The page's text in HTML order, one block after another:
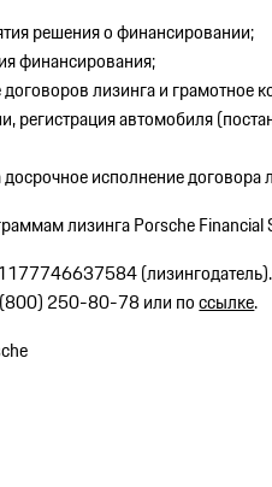
решения о финансировании;
финансирования;
лизинга и грамотное
регистрация автомобиля
исполнение договора
лизинга Porsche Financial
(800) 250-80-78 или поссылке.